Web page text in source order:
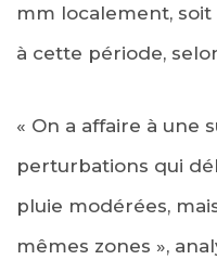
mm localement, soit
à cette période,
« On a affaire à une
perturbations qui
pluie modérées,
mêmes zones »,